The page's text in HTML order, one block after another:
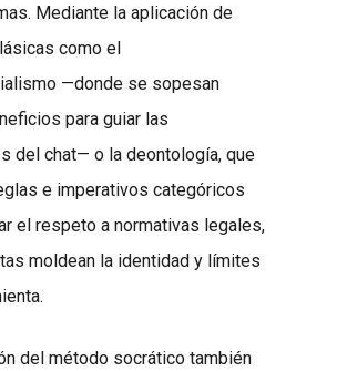
Mediante la aplicación de
como el
—donde se sopesan
para guiar las
del chat— o la deontología, que
e imperativos categóricos
el respeto a normativas legales,
moldean la identidad y límites
del método socrático también